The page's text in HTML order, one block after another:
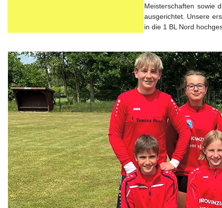
Meisterschaften sowie
ausgerichtet. Unsere
in die 1 BL Nord